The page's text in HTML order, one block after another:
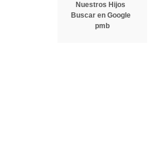
Nuestros Hijos
Buscar en Google
pmb